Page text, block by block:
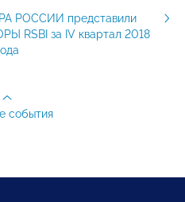
РОССИИ представили
RSBI за IV квартал 2018
события